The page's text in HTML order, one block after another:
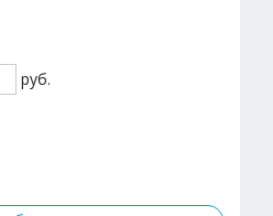
руб.